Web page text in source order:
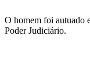
O homem foi autuado
Poder Judiciário.